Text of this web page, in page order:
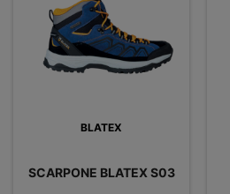
BLATEX
SCARPONE BLATEX S03